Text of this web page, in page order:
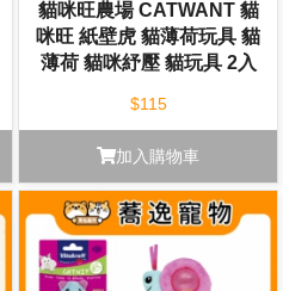
貓咪旺農場 CATWANT 貓
咪旺 紙壁虎 貓薄荷玩具 貓
薄荷 貓咪紓壓 貓玩具 2入
$115
加入購物車